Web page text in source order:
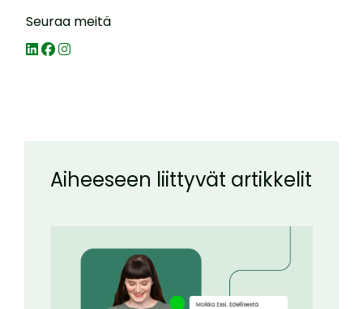
Seuraa meitä
Aiheeseen liittyvät artikkelit